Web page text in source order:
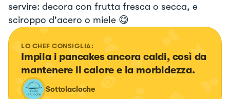
servire: decora con frutta fresca o secca, e
sciroppo d'acero o miele 😋
LO CHEF CONSIGLIA:
Impila i pancakes ancora caldi, così da
mantenere il calore e la morbidezza.
Sottolacloche